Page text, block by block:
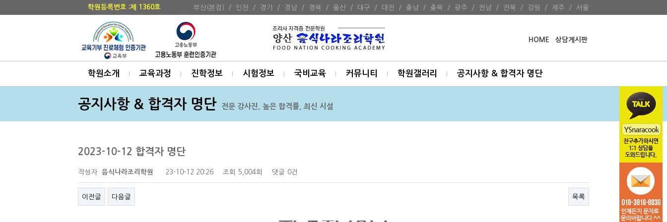
학원등록번호 :제 1360호 부산(본점) / 인천 / 경기 / 경남 / 경북 / 울산 / 대구 / 대전 / 충남 / 충북 / 광주 / 전남 / 전북 / 강원 / 제주 / 서울
HOME 상담게시판
학원소개 교육과정 진학정보 시험정보 국비교육 커뮤니티 학원갤러리 공지사항 & 합격자 명단
공지사항 & 합격자 명단 전문 강사진, 높은 합격률, 최신 시설
2023-10-12 합격자 명단
작성자 음식나라조리학원 23-10-12 20:26 조회 5,004회 댓글 0건
이전글 다음글 목록